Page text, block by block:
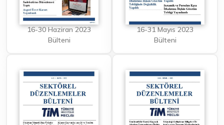
16-30 Haziran 2023
Bülteni
16-31 Mayıs 2023
Bülteni